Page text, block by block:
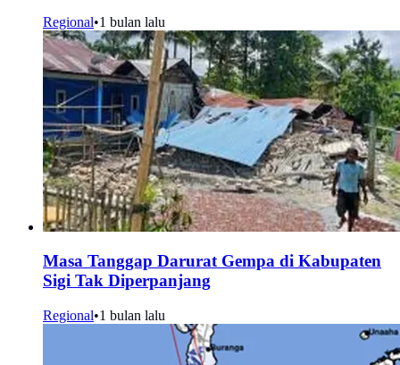
Regional•1 bulan lalu
Masa Tanggap Darurat Gempa di Kabupaten
Sigi Tak Diperpanjang
Regional•1 bulan lalu